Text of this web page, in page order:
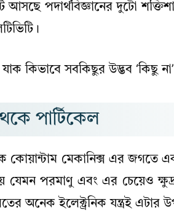
আসছে পদার্থবিজ্ঞানের দুটো
কিভাবে সবকিছুর উদ্ভব ‘কিছু
পার্টিকেল
কোয়ান্টাম মেকানিক্স এর জগতে
যেমন পরমাণু এবং এর চেয়েও
অনেক ইলেক্ট্রনিক যন্ত্রই এটার